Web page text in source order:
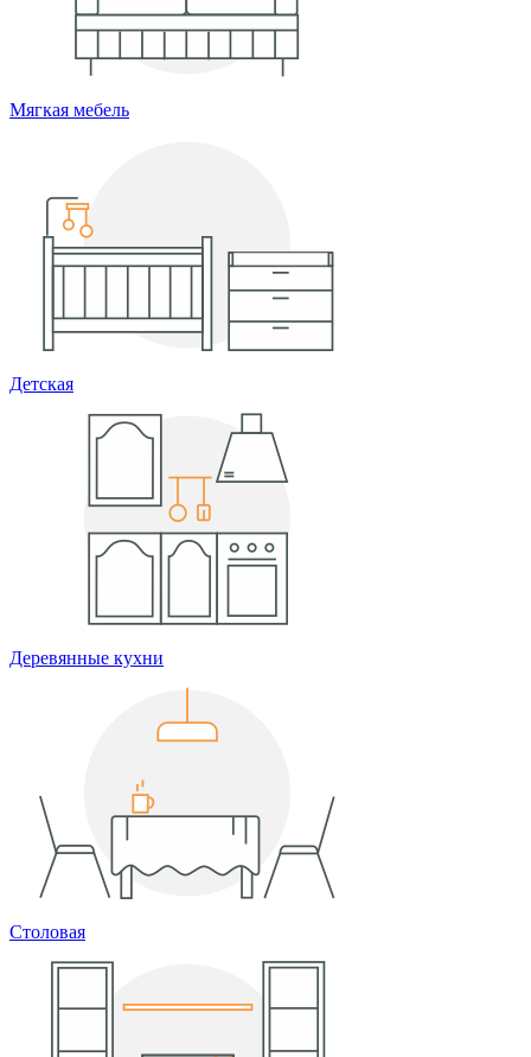
Мягкая мебель
Детская
Деревянные кухни
Столовая